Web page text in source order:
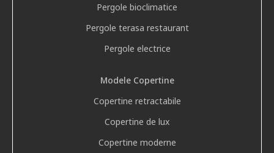
Pergole bioclimatice
Pergole terasa restaurant
Pergole electrice
Modele Copertine
Copertine retractabile
Copertine de lux
Copertine moderne